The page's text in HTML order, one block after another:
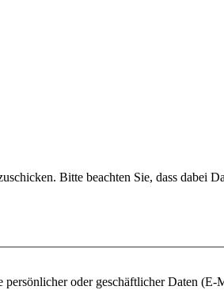
Bitte beachten Sie, dass dabei
oder geschäftlicher Daten